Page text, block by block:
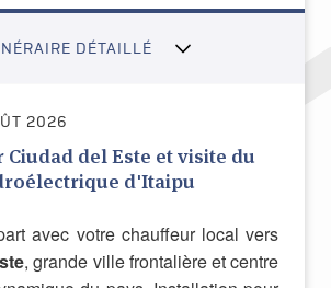
DÉTAILLÉ
2026
del Este et visite du
d'Itaipu
avec votre chauffeur local vers
, grande ville frontalière et centre